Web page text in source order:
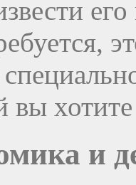
вы
и